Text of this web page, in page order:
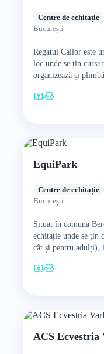
Centre de echitație
București
Regatul Cailor este
loc unde se țin
organizează și
EquiPark
Centre de echitație
București
Situat în comuna
echitație unde se țin
cât și pentru adulți),
ACS Ecvestria